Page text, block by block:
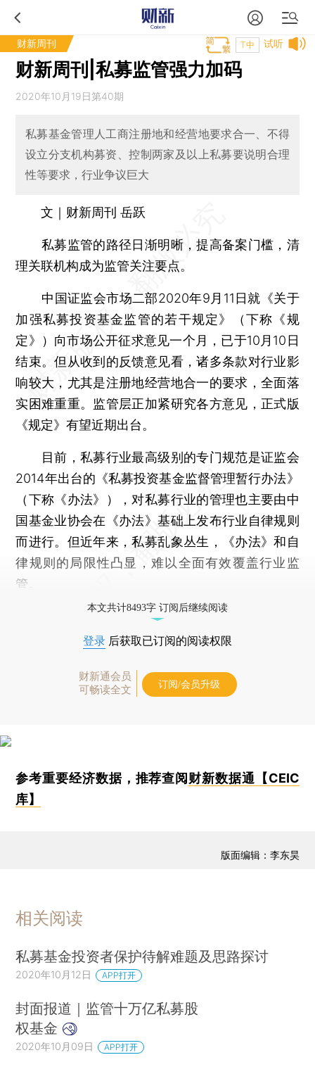
财新周刊 试听
T中
财新周刊|私募监管强力加码
2020年10月19日第40期
私募基金管理人工商注册地和经营地要求合一、不得
设立分支机构募资、控制两家及以上私募要说明合理
性等要求，行业争议巨大
文｜财新周刊 岳跃
私募监管的路径日渐明晰，提高备案门槛，清
理关联机构成为监管关注要点。
中国证监会市场二部2020年9月11日就《关于
加强私募投资基金监管的若干规定》（下称《规
定》）向市场公开征求意见一个月，已于10月10日
结束。但从收到的反馈意见看，诸多条款对行业影
响较大，尤其是注册地经营地合一的要求，全面落
实困难重重。监管层正加紧研究各方意见，正式版
《规定》有望近期出台。
目前，私募行业最高级别的专门规范是证监会
2014年出台的《私募投资基金监督管理暂行办法》
（下称《办法》），对私募行业的管理也主要由中
国基金业协会在《办法》基础上发布行业自律规则
而进行。但近年来，私募乱象丛生，《办法》和自
律规则的局限性凸显，难以全面有效覆盖行业监
管。
本文共计8493字 订阅后继续阅读
登录 后获取已订阅的阅读权限
财新通会员
可畅读全文
订阅/会员升级
参考重要经济数据，推荐查阅 财新数据通【CEIC
库】
版面编辑：李东昊
相关阅读
私募基金投资者保护待解难题及思路探讨
2020年10月12日 APP打开
封面报道｜监管十万亿私募股
权基金
2020年10月09日 APP打开